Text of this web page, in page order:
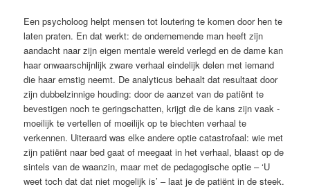
Een psycholoog helpt mensen tot loutering te komen door hen te
laten praten. En dat werkt: de ondernemende man heeft zijn
aandacht naar zijn eigen mentale wereld verlegd en de dame kan
haar onwaarschijnlijk zware verhaal eindelijk delen met iemand
die haar ernstig neemt. De analyticus behaalt dat resultaat door
zijn dubbelzinnige houding: door de aanzet van de patiënt te
bevestigen noch te geringschatten, krijgt die de kans zijn vaak ­
moeilijk te vertellen of moeilijk op te biechten verhaal te
verkennen. Uiteraard was elke andere optie catastrofaal: wie met
zijn patiënt naar bed gaat of meegaat in het verhaal, blaast op de
sintels van de waanzin, maar met de ­pedagogische ­optie – ‘U
weet toch dat dat niet mogelijk is’ – laat je de patiënt in de steek.